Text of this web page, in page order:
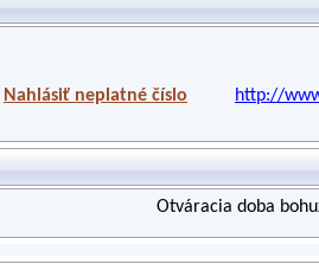
Nahlásiť neplatné číslo http://
Otváracia doba